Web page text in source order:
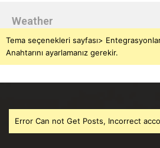
Weather
Tema seçenekleri sayfası>
Anahtarını ayarlamanız gerekir.
Error Can not Get Posts, Incorrect